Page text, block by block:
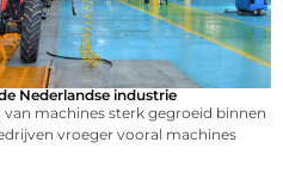
Nederlandse industrie
van machines sterk gegroeid binnen
vroeger vooral machines